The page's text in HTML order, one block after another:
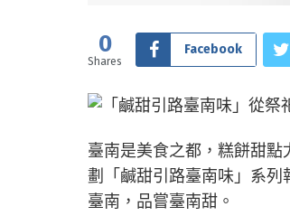
0
Shares
Facebook
臺南是美食之都，糕餅甜
劃「鹹甜引路臺南味」系
臺南，品嘗臺南甜。